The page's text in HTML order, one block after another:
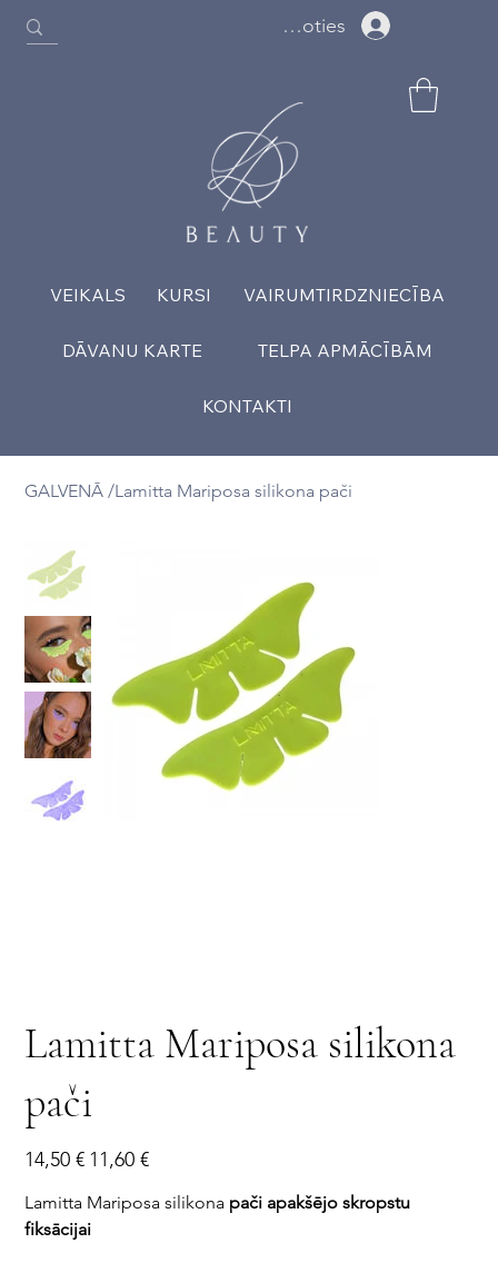
VEIKALS KURSI VAIRUMTIRDZNIECĪBA
DĀVANU KARTE TELPA APMĀCĪBĀM
KONTAKTI
Ielogoties
GALVENĀ /Lamitta Mariposa silikona pači
Lamitta Mariposa silikona
pači
Sākotnējā
cena
14,50 € Izpārdošanas
cena
11,60 €
Lamitta Mariposa silikona pači apakšējo skropstu
fiksācijai